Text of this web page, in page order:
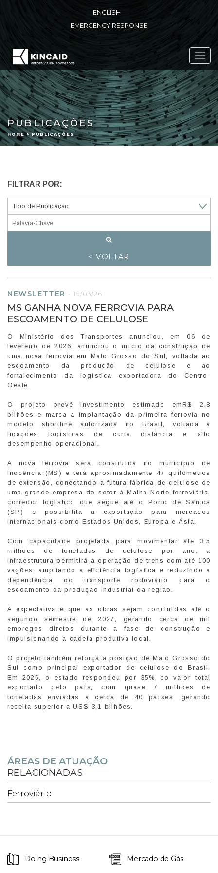
ENGLISH
EMERGENCY RESPONSE
PUBLICAÇÕES
HOME > PUBLICAÇÕES
FILTRAR POR:
< VOLTAR
NEWSLETTER - 16/03/26
MS GANHA NOVA FERROVIA PARA
ESCOAMENTO DE CELULOSE
O Ministério dos Transportes anunciou, em 06 de
fevereiro de 2026, anunciou o início da construção de
uma nova ferrovia em Mato Grosso do Sul, voltada ao
escoamento da produção de celulose e ao
fortalecimento da logística exportadora do Centro-
Oeste.
O projeto prevê investimento estimado emR$ 2,8
bilhões e marca a implantação da primeira ferrovia no
modelo shortline autorizada no Brasil, voltada a
ligações logísticas de curta distância e alto
desempenho operacional.
A nova ferrovia será construída no município de
Inocência (MS) e terá aproximadamente 47 quilômetros
de extensão, conectando a futura fábrica de celulose de
uma grande empresa do setor à Malha Norte ferroviária,
corredor logístico que segue até o Porto de Santos
(SP) e possibilita a exportação para mercados
internacionais como Estados Unidos, Europa e Ásia.
Com capacidade projetada para movimentar até 3,5
milhões de toneladas de celulose por ano, a
infraestrutura permitirá a operação de trens com até 100
vagões, ampliando a eficiência logística e reduzindo a
dependência do transporte rodoviário para o
escoamento da produção industrial da região.
A expectativa é que as obras sejam concluídas até o
segundo semestre de 2027, gerando cerca de mil
empregos diretos durante a fase de construção e
impulsionando a cadeia produtiva local.
O projeto também reforça a posição de Mato Grosso do
Sul como principal exportador de celulose do Brasil.
Em 2025, o estado respondeu por 35% do valor total
exportado pelo país, com quase 7 milhões de
toneladas enviadas a cerca de 40 países, gerando
receita superior a US$ 3,1 bilhões.
ÁREAS DE ATUAÇÃO
RELACIONADAS
Ferroviário
Doing Business Mercado de Gás